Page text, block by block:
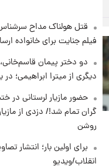
آمریکا +
۲۳ ساعت پیش
برای اولین
رهبر جدید
۱ روز پیش
خاتمی/
قتل هولناک مداح
فیلم جنایت برای خانواده
دو دختر پیمان قاسم‌خانی،
دیگری از میترا ابراهیمی؛
حضور مازیار لرستانی در
گران تمام شد!/ دزدی از
روشن
برای اولین بار؛ انتشار
انقلاب/ویدیو